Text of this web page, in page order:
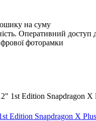
на суму
Оперативний
фоторамки
1st Edition Snapdragon